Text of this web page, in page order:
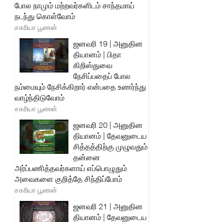
போல நாமும் மற்றவர்களிடம் சாந்தமாய்
நடந்து கொள்வோம்
சகரியா பூணன்
ஜனவரி 19 | அனுதின
தியானம் | பிதா
கிறிஸ்துவை
நேசிப்பதைப் போல
நம்மையும் நேசிக்கிறார் என்பதை உணர்ந்து
வாழ்ந்திடுவோம்
சகரியா பூணன்
ஜனவரி 20 | அனுதின
தியானம் | தேவனுடைய
சித்தத்திற்கு முழுவதும்
தன்னை
அர்ப்பணித்தவர்களாய் எப்பொழுதும்
அவைகளை குறித்தே சிந்திப்போம்
சகரியா பூணன்
ஜனவரி 21 | அனுதின
தியானம் | தேவனுடைய